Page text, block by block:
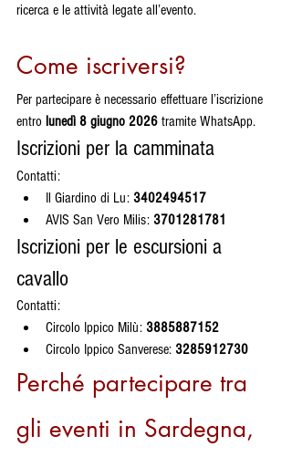
ricerca e le attività legate all’evento.
Come iscriversi?
Per partecipare è necessario effettuare l’iscrizione
entro lunedì 8 giugno 2026 tramite WhatsApp.
Iscrizioni per la camminata
Contatti:
Il Giardino di Lu: 3402494517
AVIS San Vero Milis: 3701281781
Iscrizioni per le escursioni a
cavallo
Contatti:
Circolo Ippico Milù: 3885887152
Circolo Ippico Sanverese: 3285912730
Perché partecipare tra
gli eventi in Sardegna,